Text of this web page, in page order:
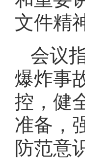
文件精
会议
爆炸事
控，健
准备，
防范意